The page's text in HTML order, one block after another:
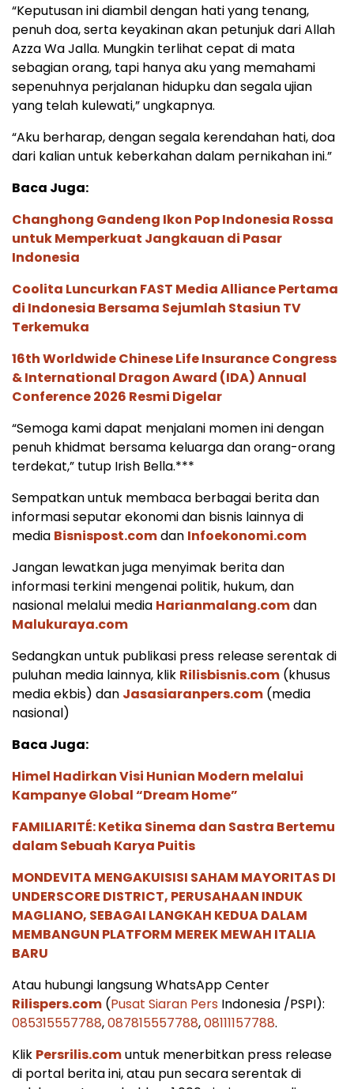
“Keputusan ini diambil dengan hati yang tenang,
penuh doa, serta keyakinan akan petunjuk dari Allah
Azza Wa Jalla. Mungkin terlihat cepat di mata
sebagian orang, tapi hanya aku yang memahami
sepenuhnya perjalanan hidupku dan segala ujian
yang telah kulewati,” ungkapnya.
“Aku berharap, dengan segala kerendahan hati, doa
dari kalian untuk keberkahan dalam pernikahan ini.”
Baca Juga:
Changhong Gandeng Ikon Pop Indonesia Rossa
untuk Memperkuat Jangkauan di Pasar
Indonesia
Coolita Luncurkan FAST Media Alliance Pertama
di Indonesia Bersama Sejumlah Stasiun TV
Terkemuka
16th Worldwide Chinese Life Insurance Congress
& International Dragon Award (IDA) Annual
Conference 2026 Resmi Digelar
“Semoga kami dapat menjalani momen ini dengan
penuh khidmat bersama keluarga dan orang-orang
terdekat,” tutup Irish Bella.***
Sempatkan untuk membaca berbagai berita dan
informasi seputar ekonomi dan bisnis lainnya di
media Bisnispost.comdan Infoekonomi.com
Jangan lewatkan juga menyimak berita dan
informasi terkini mengenai politik, hukum, dan
nasional melalui media Harianmalang.comdan
Malukuraya.com
Sedangkan untuk publikasi press release serentak di
puluhan media lainnya, klik Rilisbisnis.com (khusus
media ekbis) dan Jasasiaranpers.com (media
nasional)
Baca Juga:
Himel Hadirkan Visi Hunian Modern melalui
Kampanye Global “Dream Home”
FAMILIARITÉ: Ketika Sinema dan Sastra Bertemu
dalam Sebuah Karya Puitis
MONDEVITA MENGAKUISISI SAHAM MAYORITAS DI
UNDERSCORE DISTRICT, PERUSAHAAN INDUK
MAGLIANO, SEBAGAI LANGKAH KEDUA DALAM
MEMBANGUN PLATFORM MEREK MEWAH ITALIA
BARU
Atau hubungi langsung WhatsApp Center
Rilispers.com (Pusat Siaran Pers Indonesia /PSPI):
085315557788,087815557788,08111157788.
Klik Persrilis.comuntuk menerbitkan press release
di portal berita ini, atau pun secara serentak di